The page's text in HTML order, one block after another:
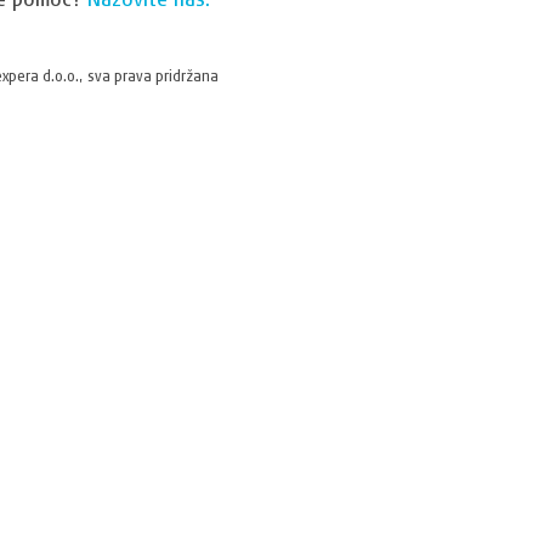
d.o.o., sva prava pridržana